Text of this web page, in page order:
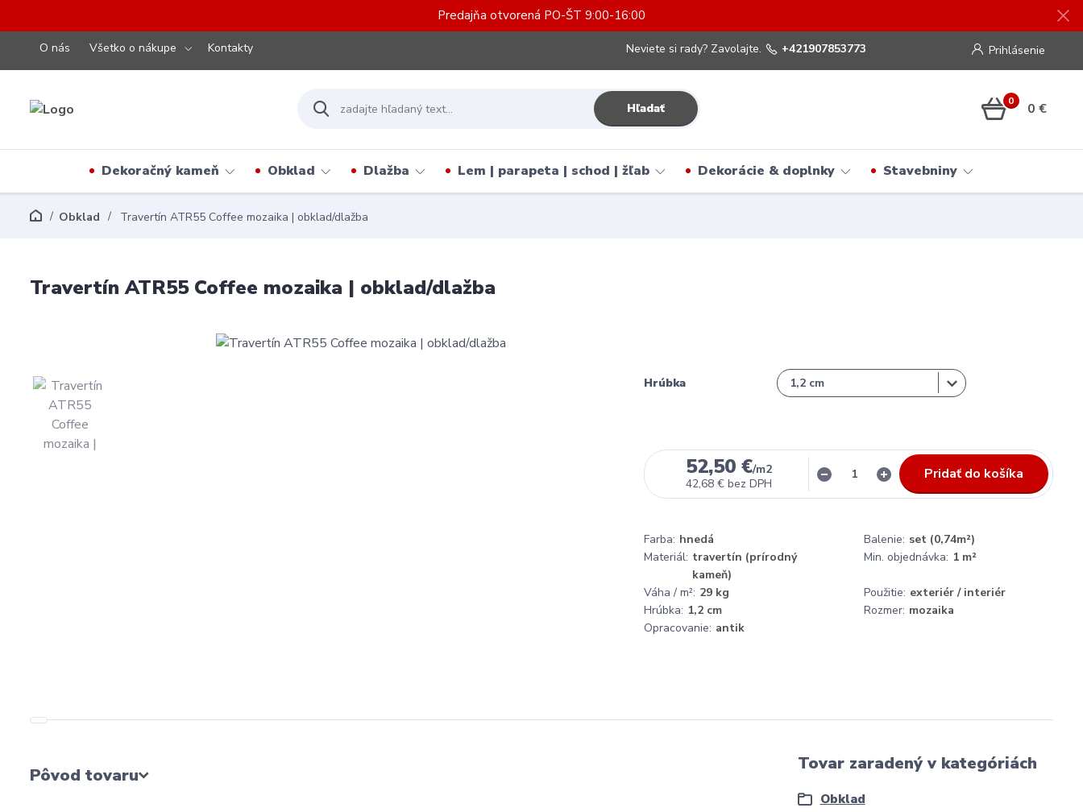
Predajňa otvorená PO-ŠT 9:00-16:00
O nás Všetko o nákupe Kontakty Prihlásenie
Hľadať
Neviete si rady? Zavolajte. +421907853773
0 0 €
Dekoračný kameň Obklad Dlažba Lem | parapeta | schod | žľab Dekorácie & doplnky Stavebniny
Obklad Travertín ATR55 Coffee mozaika | obklad/dlažba
Travertín ATR55 Coffee mozaika | obklad/dlažba
Hrúbka
52,50 €/m2
42,68 € bez DPH
Pridať do košíka
Farba: hnedá Balenie: set (0,74m²)
Materiál: travertín (prírodný
kameň)
Min. objednávka: 1 m²
Váha / m²: 29 kg Použitie: exteriér / interiér
Hrúbka: 1,2 cm Rozmer: mozaika
Opracovanie: antik
Pôvod tovaru
Tovar zaradený v kategóriách
Obklad